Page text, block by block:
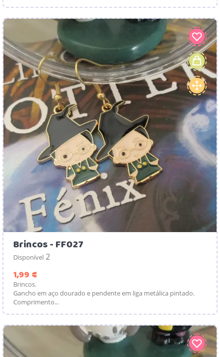
Brincos - FF027
Disponível 2
1,99 €
Brincos.
Gancho em aço dourado e pendente em liga metálica pintado.
Comprimento...